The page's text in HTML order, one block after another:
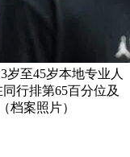
岁至45岁本地专业人
行排第65百分位及
档案照片）